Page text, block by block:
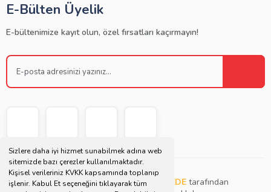
Sizlere daha iyi hizmet sunabilmek adına web
sitemizde bazı çerezler kullanılmaktadır.
Kişisel verileriniz KVKK kapsamında toplanıp
işlenir. Kabul Et seçeneğini tıklayarak tüm
E-Bülten Üyelik
E-bültenimize kayıt olun, özel fırsatları kaçırmayın!
Copyright © 2021 | Bu websitesiMüjdat DEDE tarafından